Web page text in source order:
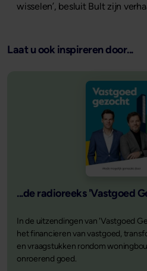
wisselen’, besluit Bult zijn
Laat u ook inspireren door...
...de radioreeks 'Vastgoed
In de uitzendingen van 'Vastgoed
het financieren van vastgoed,
en vraagstukken rondom
onroerend goed.